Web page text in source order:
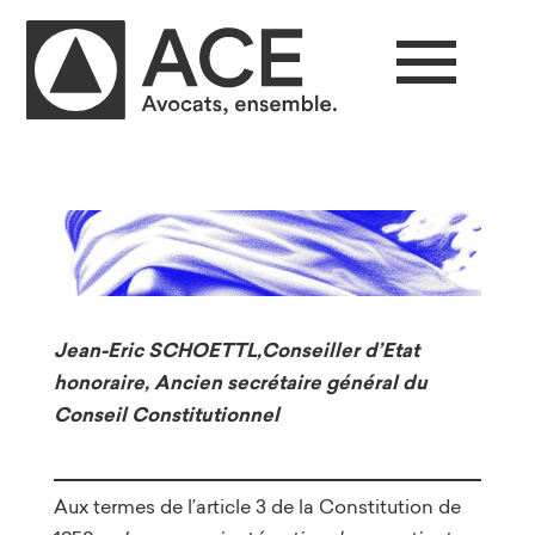
Jean-Eric SCHOETTL,Conseiller d’Etat
honoraire, Ancien secrétaire général du
Conseil Constitutionnel
Aux termes de l’article 3 de la Constitution de